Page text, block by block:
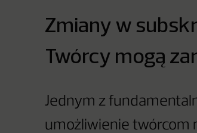
Zmiany w
Twórcy mogą
Jednym z
umożliwienie twórcom